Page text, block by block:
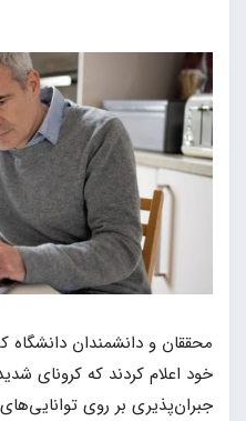
محققان و دانشمندان دانشگاه
خود اعلام کردند که کرونای
جبران‌پذیری بر روی